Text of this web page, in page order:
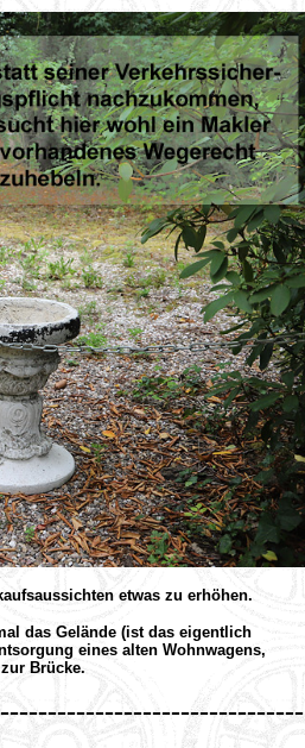
etwas zu erhöhen.
das Gelände (ist das eigentlich
eines alten Wohnwagens,
Brücke.